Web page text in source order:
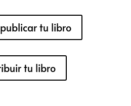
tu libro
tu libro